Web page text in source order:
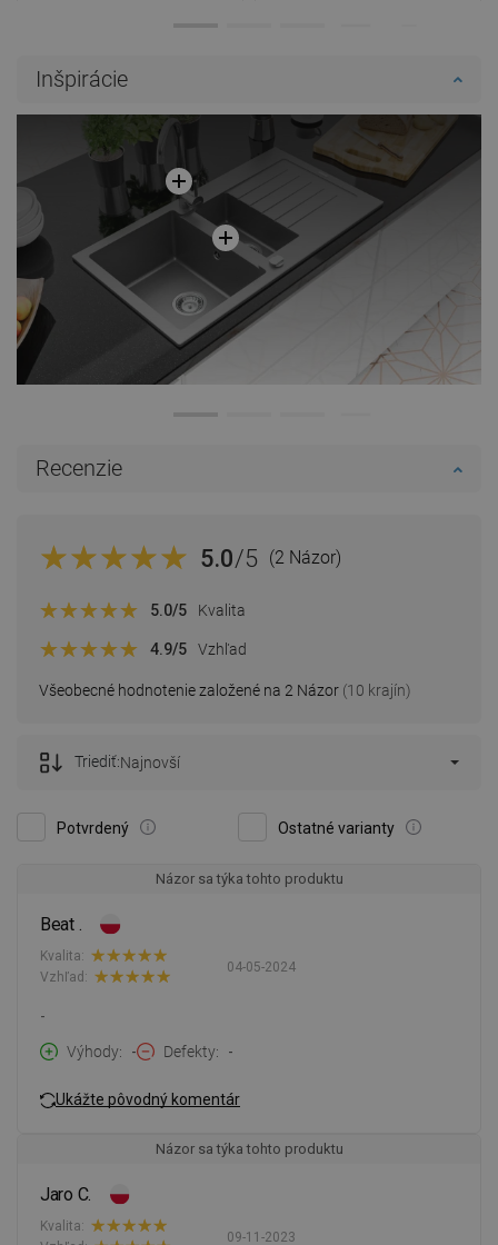
Inšpirácie
Recenzie
5.0/5 (2 Názor)
Všeobecné hodnotenie založené na 2 Názor (10 krajín)
5.0/5 Kvalita
4.9/5 Vzhľad
Potvrdený Ostatné varianty
Triediť:Najnovší
Názor sa týka tohto produktu
Beat .
04-05-2024
Kvalita:
Vzhľad:
-
Výhody
- Defekty -
Ukážte pôvodný komentár
Názor sa týka tohto produktu
Jaro C.
09-11-2023
Kvalita: